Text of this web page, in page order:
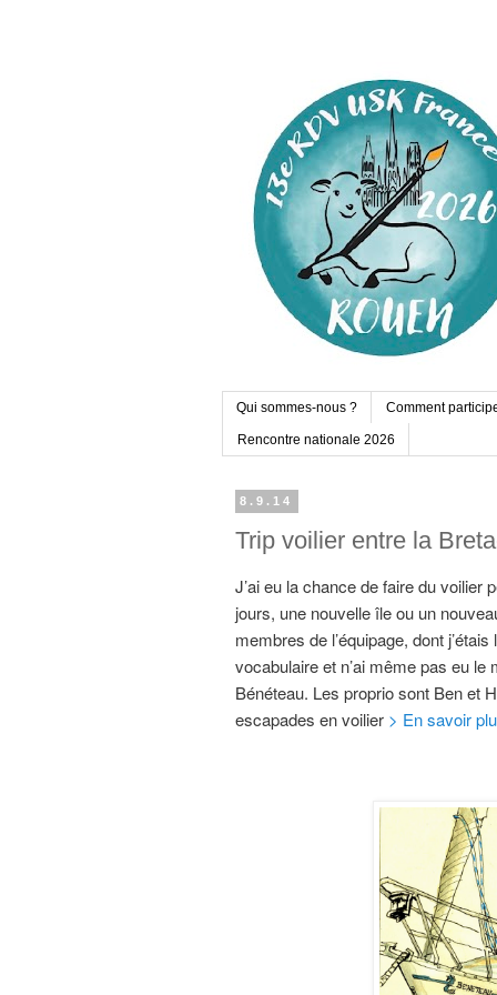
Qui sommes-nous ? Comment
Rencontre nationale 2026
8.9.14
Trip voilier entre la
J’ai eu la chance de faire du voilier
jours, une nouvelle île ou un
membres de l’équipage, dont
vocabulaire et n’ai même pas eu le
Bénéteau. Les proprio sont Ben et
escapades en voilier > En savoir